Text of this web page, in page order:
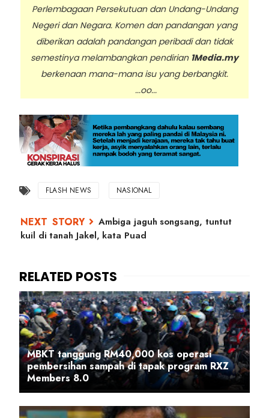
Perlembagaan Persekutuan dan Undang-Undang
Negeri dan Negara. Komen dan pandangan yang
diberikan adalah pandangan peribadi dan tidak
semestinya melambangkan pendirian 1Media.my
berkenaan mana-mana isu yang berbangkit.
...oo...
FLASH NEWS NASIONAL
Ambiga jaguh songsang, tuntut
kuil di tanah Jakel, kata Puad
MBKT tanggung RM40,000 kos operasi
pembersihan sampah di tapak program RXZ
Members 8.0